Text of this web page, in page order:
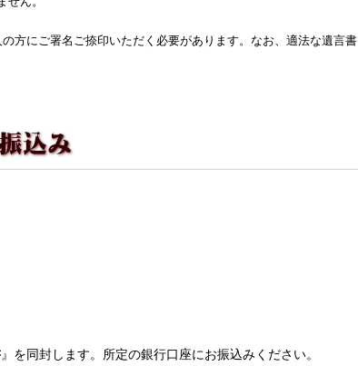
方にご署名ご捺印いただく必要があります。なお、適法な遺言書
』を同封します。所定の銀行口座にお振込みください。